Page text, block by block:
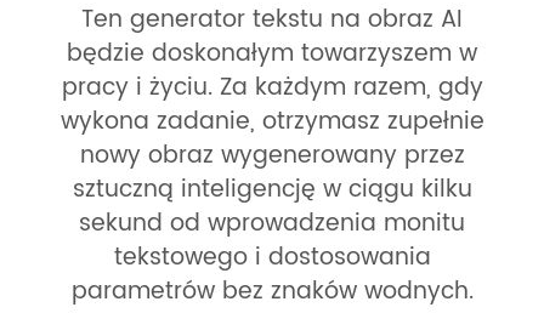
Ten generator tekstu na obraz AI
będzie doskonałym towarzyszem w
pracy i życiu. Za każdym razem, gdy
wykona zadanie, otrzymasz zupełnie
nowy obraz wygenerowany przez
sztuczną inteligencję w ciągu kilku
sekund od wprowadzenia monitu
tekstowego i dostosowania
parametrów bez znaków wodnych.